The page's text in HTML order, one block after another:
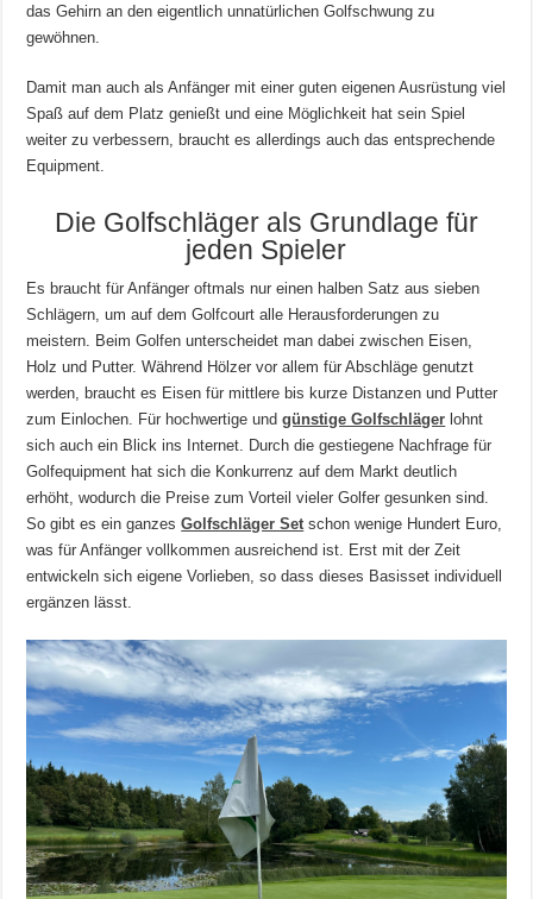
das Gehirn an den eigentlich unnatürlichen Golfschwung zu
gewöhnen.
Damit man auch als Anfänger mit einer guten eigenen Ausrüstung viel
Spaß auf dem Platz genießt und eine Möglichkeit hat sein Spiel
weiter zu verbessern, braucht es allerdings auch das entsprechende
Equipment.
Die Golfschläger als Grundlage für
jeden Spieler
Es braucht für Anfänger oftmals nur einen halben Satz aus sieben
Schlägern, um auf dem Golfcourt alle Herausforderungen zu
meistern. Beim Golfen unterscheidet man dabei zwischen Eisen,
Holz und Putter. Während Hölzer vor allem für Abschläge genutzt
werden, braucht es Eisen für mittlere bis kurze Distanzen und Putter
zum Einlochen. Für hochwertige undgünstige Golfschläger lohnt
sich auch ein Blick ins Internet. Durch die gestiegene Nachfrage für
Golfequipment hat sich die Konkurrenz auf dem Markt deutlich
erhöht, wodurch die Preise zum Vorteil vieler Golfer gesunken sind.
So gibt es ein ganzesGolfschläger Set schon wenige Hundert Euro,
was für Anfänger vollkommen ausreichend ist. Erst mit der Zeit
entwickeln sich eigene Vorlieben, so dass dieses Basisset individuell
ergänzen lässt.